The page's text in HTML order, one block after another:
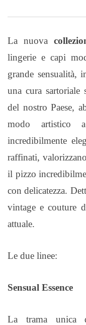
La nuova
lingerie e capi
grande
una cura sartoriale
del nostro Paese,
modo artistico
incredibilmente
raffinati,
il pizzo
con delicatezza.
vintage e couture
attuale.
Le due linee:
Sensual Essence
La trama unica